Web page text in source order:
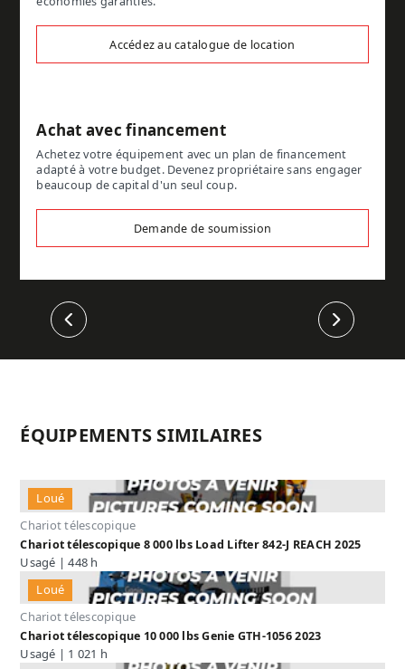
Accédez au catalogue de location
Achat avec financement
Achetez votre équipement avec un plan de financement
adapté à votre budget. Devenez propriétaire sans engager
beaucoup de capital d'un seul coup.
Demande de soumission
Précédent Suivant
ÉQUIPEMENTS SIMILAIRES
Loué
Chariot télescopique
Chariot télescopique 8 000 lbs Load Lifter 842-J REACH 2025
Usagé | 448 h
Loué
Chariot télescopique
Chariot télescopique 10 000 lbs Genie GTH-1056 2023
Usagé | 1 021 h